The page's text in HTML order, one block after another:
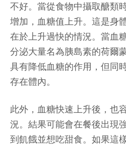
不好。當從食物中攝取醣類
增加，血糖值上升。這是身
在於上升過快的情況。當血
分泌大量名為胰島素的荷爾
具有降低血糖的作用，但同
存在體內。
此外，血糖快速上升後，也
況。結果可能會在餐後出現
到飢餓並想吃甜食。如果這